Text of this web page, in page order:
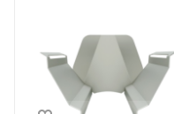
Жаростойкая
сталь